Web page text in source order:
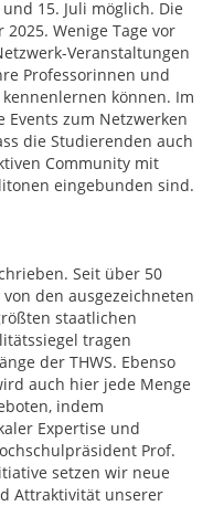
15. Juli möglich. Die
Wenige Tage vor
Veranstaltungen
Professorinnen und
können. Im
zum Netzwerken
die Studierenden auch
Community mit
eingebunden sind.
Seit über 50
den ausgezeichneten
staatlichen
tragen
der THWS. Ebenso
auch hier jede Menge
indem
Expertise und
Prof.
setzen wir neue
Attraktivität unserer